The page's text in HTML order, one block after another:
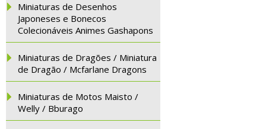
Miniaturas de Desenhos
Japoneses e Bonecos
Colecionáveis Animes Gashapons
Miniaturas de Dragões / Miniatura
de Dragão / Mcfarlane Dragons
Miniaturas de Motos Maisto /
Welly / Bburago